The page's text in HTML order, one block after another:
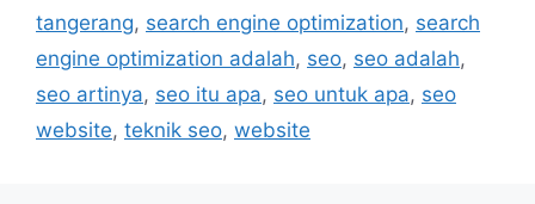
tangerang, search engine optimization, search
engine optimization adalah, seo, seo adalah,
seo artinya, seo itu apa, seo untuk apa, seo
website, teknik seo, website